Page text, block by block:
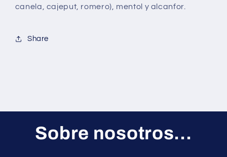
canela, cajeput, romero), mentol y alcanfor.
Share
Sobre nosotros...